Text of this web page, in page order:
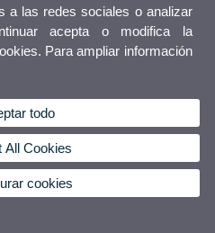
a las redes sociales o analizar
acepta o modifica la
Para ampliar información
todo
All Cookies
cookies